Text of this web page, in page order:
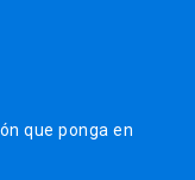
que ponga en